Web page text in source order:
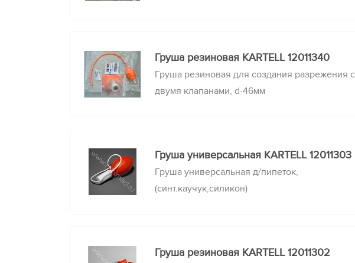
Груша резиновая КARTELL 12011340
Груша резиновая для создания разрежения с
двумя клапанами, d-46мм
Груша универсальная КARTELL 12011303
Груша универсальная д/пипеток,
(синт.каучук,силикон)
Груша резиновая КARTELL 12011302